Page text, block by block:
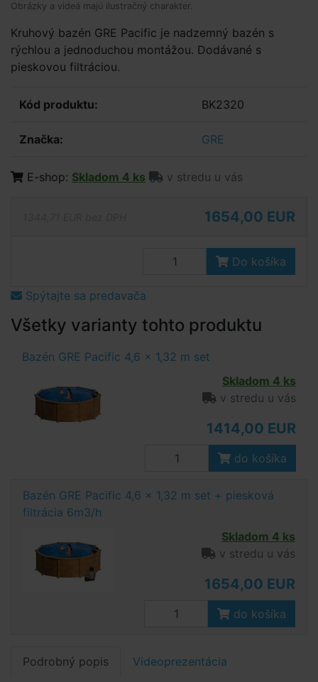
Obrázky a videá majú ilustračný charakter.
Kruhový bazén GRE Pacific je nadzemný bazén s
rýchlou a jednoduchou montážou. Dodávané s
pieskovou filtráciou.
Kód produktu: BK2320
Značka: GRE
E-shop: Skladom 4 ks v stredu u vás
1654,00 EUR
Do košíka
Spýtajte sa predavača
Všetky varianty tohto produktu
Bazén GRE Pacific 4,6 x 1,32 m set
Skladom 4 ks
v stredu u vás
1414,00 EUR
do košíka
Bazén GRE Pacific 4,6 x 1,32 m set + piesková
filtrácia 6m3/h
Skladom 4 ks
v stredu u vás
1654,00 EUR
do košíka
Podrobný popis Videoprezentácia